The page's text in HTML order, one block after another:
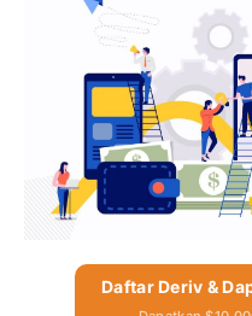
Daftar Deriv &